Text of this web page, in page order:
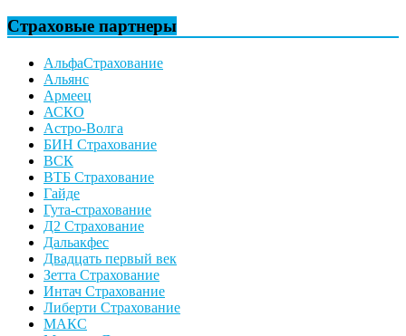
Страховые партнеры
АльфаСтрахование
Альянс
Армеец
АСКО
Астро-Волга
БИН Страхование
ВСК
ВТБ Страхование
Гайде
Гута-страхование
Д2 Страхование
Дальакфес
Двадцать первый век
Зетта Страхование
Интач Страхование
Либерти Страхование
МАКС